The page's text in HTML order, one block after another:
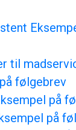
til
følgebrev
på
på